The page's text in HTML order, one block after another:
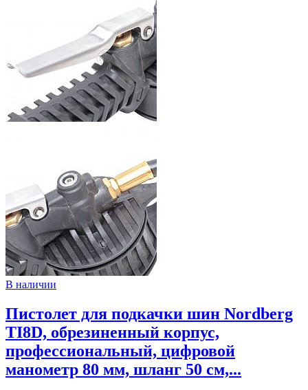
В наличии
Пистолет для подкачки шин Nordberg
TI8D, обрезиненный корпус,
профессиональный, цифровой
манометр 80 мм, шланг 50 см,...